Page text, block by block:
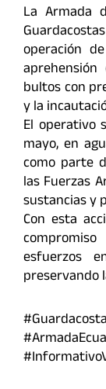
La Armada
operación
bultos con
y la
El operativo
mayo, en
como parte
las Fuerzas
sustancias y
Con esta
esfuerzos
preservando